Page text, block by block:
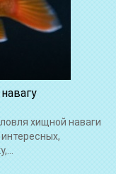
хищной наваги